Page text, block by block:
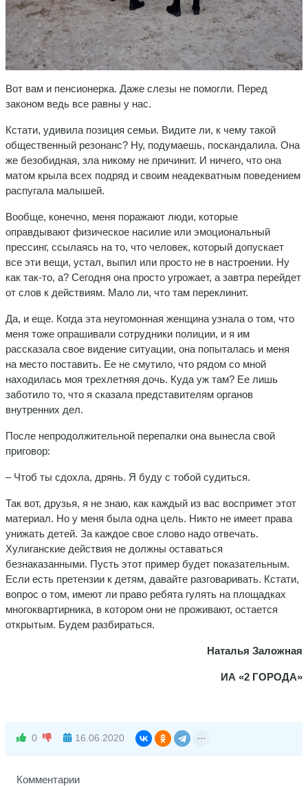
Вот вам и пенсионерка. Даже слезы не помогли. Перед
законом ведь все равны у нас.
Кстати, удивила позиция семьи. Видите ли, к чему такой
общественный резонанс? Ну, подумаешь, поскандалила. Она
же безобидная, зла никому не причинит. И ничего, что она
матом крыла всех подряд и своим неадекватным поведением
распугала малышей.
Вообще, конечно, меня поражают люди, которые
оправдывают физическое насилие или эмоциональный
прессинг, ссылаясь на то, что человек, который допускает
все эти вещи, устал, выпил или просто не в настроении. Ну
как так-то, а? Сегодня она просто угрожает, а завтра перейдет
от слов к действиям. Мало ли, что там переклинит.
Да, и еще. Когда эта неугомонная женщина узнала о том, что
меня тоже опрашивали сотрудники полиции, и я им
рассказала свое видение ситуации, она попыталась и меня
на место поставить. Ее не смутило, что рядом со мной
находилась моя трехлетняя дочь. Куда уж там? Ее лишь
заботило то, что я сказала представителям органов
внутренних дел.
После непродолжительной перепалки она вынесла свой
приговор:
– Чтоб ты сдохла, дрянь. Я буду с тобой судиться.
Так вот, друзья, я не знаю, как каждый из вас воспримет этот
материал. Но у меня была одна цель. Никто не имеет права
унижать детей. За каждое свое слово надо отвечать.
Хулиганские действия не должны оставаться
безнаказанными. Пусть этот пример будет показательным.
Если есть претензии к детям, давайте разговаривать. Кстати,
вопрос о том, имеют ли право ребята гулять на площадках
многоквартирника, в котором они не проживают, остается
открытым. Будем разбираться.
Наталья Заложная
ИА «2 ГОРОДА»
0 16.06.2020
Комментарии